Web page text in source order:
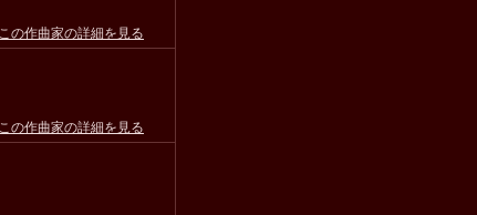
この作曲家の詳細を見る
この作曲家の詳細を見る